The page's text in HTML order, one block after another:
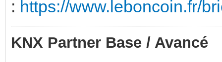
: https://www.leboncoin.fr/
KNX Partner Base / Avancé